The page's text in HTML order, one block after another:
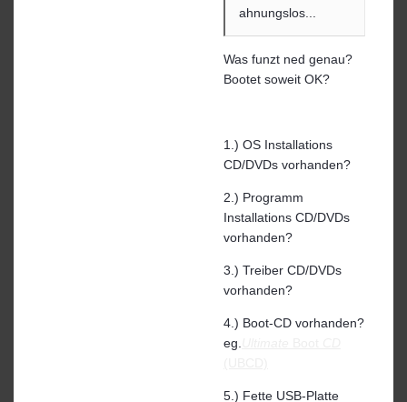
ahnungslos...
Was funzt ned genau?
Bootet soweit OK?
1.) OS Installations
CD/DVDs vorhanden?
2.) Programm
Installations CD/DVDs
vorhanden?
3.) Treiber CD/DVDs
vorhanden?
4.) Boot-CD vorhanden?
eg.
5.) Fette USB-Platte